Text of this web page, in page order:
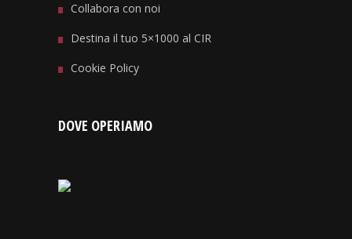
Collabora con noi
Destina il tuo 5×1000 al CIR
Cookie Policy
DOVE OPERIAMO